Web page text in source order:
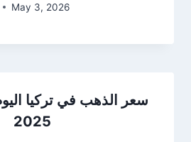
May 3, 2026
2025